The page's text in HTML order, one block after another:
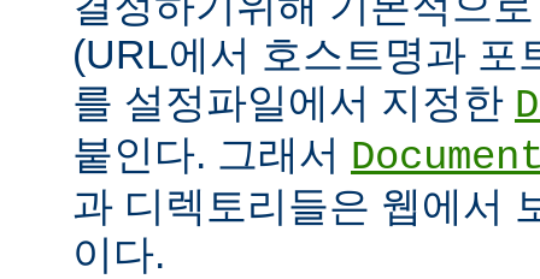
(URL에서 호스트명과 포
를 설정파일에서 지정한
붙인다. 그래서
과 디렉토리들은 웹에서
이다.